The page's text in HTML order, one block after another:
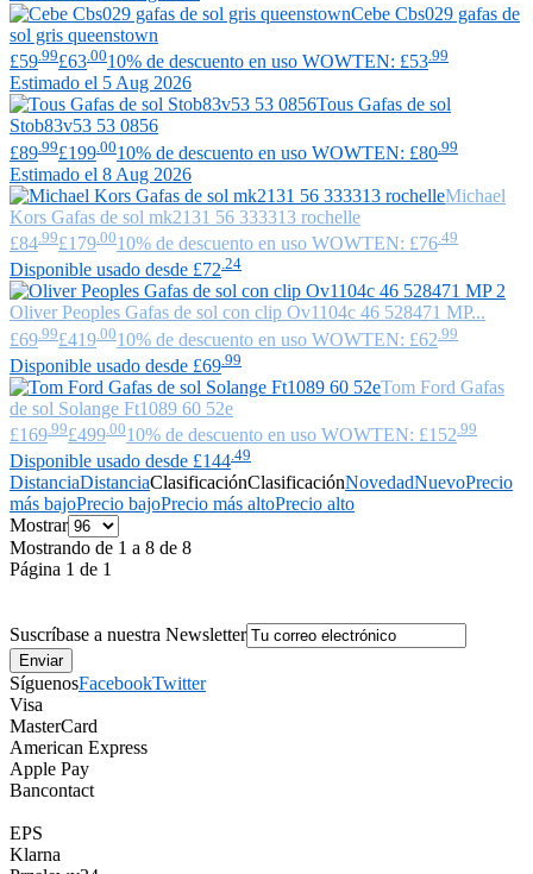
Cebe Cbs029 gafas de
sol gris queenstown
£59 .99£63 .0010% de descuento en uso WOWTEN: £53 .99
Estimado el 5 Aug 2026
Tous Gafas de sol
Stob83v53 53 0856
£89 .99£199 .0010% de descuento en uso WOWTEN: £80 .99
Estimado el 8 Aug 2026
Michael
Kors Gafas de sol mk2131 56 333313 rochelle
£84 .99£179 .0010% de descuento en uso WOWTEN: £76 .49
Disponible usado desde £72 .24
Oliver Peoples Gafas de sol con clip Ov1104c 46 528471 MP...
£69 .99£419 .0010% de descuento en uso WOWTEN: £62 .99
Disponible usado desde £69 .99
Tom Ford Gafas
de sol Solange Ft1089 60 52e
£169 .99£499 .0010% de descuento en uso WOWTEN: £152 .99
Disponible usado desde £144.49
DistanciaDistanciaClasificaciónClasificaciónNovedadNuevoPrecio
más bajoPrecio bajoPrecio más altoPrecio alto
Mostrar
Mostrando de 1 a 8 de 8
Página 1 de 1
Suscríbase a nuestra Newsletter
SíguenosFacebookTwitter
Visa
MasterCard
American Express
Apple Pay
Bancontact
EPS
Klarna